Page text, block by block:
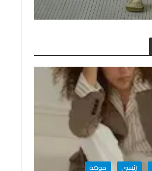
رئيسى موضة